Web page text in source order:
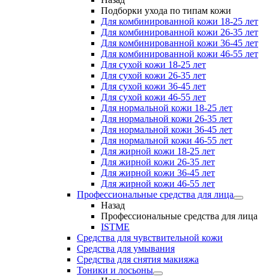
Подборки ухода по типам кожи
Для комбинированной кожи 18-25 лет
Для комбинированной кожи 26-35 лет
Для комбинированной кожи 36-45 лет
Для комбинированной кожи 46-55 лет
Для сухой кожи 18-25 лет
Для сухой кожи 26-35 лет
Для сухой кожи 36-45 лет
Для сухой кожи 46-55 лет
Для нормальной кожи 18-25 лет
Для нормальной кожи 26-35 лет
Для нормальной кожи 36-45 лет
Для нормальной кожи 46-55 лет
Для жирной кожи 18-25 лет
Для жирной кожи 26-35 лет
Для жирной кожи 36-45 лет
Для жирной кожи 46-55 лет
Профессиональные средства для лица
Назад
Профессиональные средства для лица
ISTME
Средства для чувствительной кожи
Средства для умывания
Средства для снятия макияжа
Тоники и лосьоны